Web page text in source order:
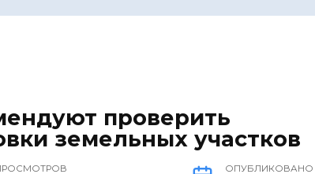
проверить
земельных участков
ОПУБЛИКОВАНО